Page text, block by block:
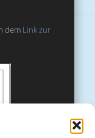
dem Link zur